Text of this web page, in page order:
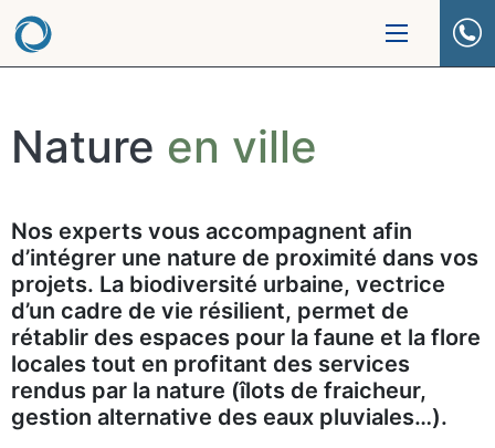
Nature en ville
Nos experts vous accompagnent afin
d’intégrer une nature de proximité dans vos
projets. La biodiversité urbaine, vectrice
d’un cadre de vie résilient, permet de
rétablir des espaces pour la faune et la flore
locales tout en profitant des services
rendus par la nature (îlots de fraicheur,
gestion alternative des eaux pluviales…).